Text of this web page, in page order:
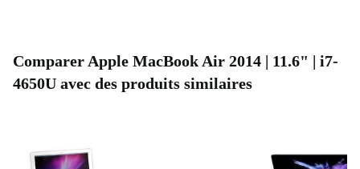
Comparer Apple MacBook Air 2014 | 11.6" | i7-
4650U avec des produits similaires